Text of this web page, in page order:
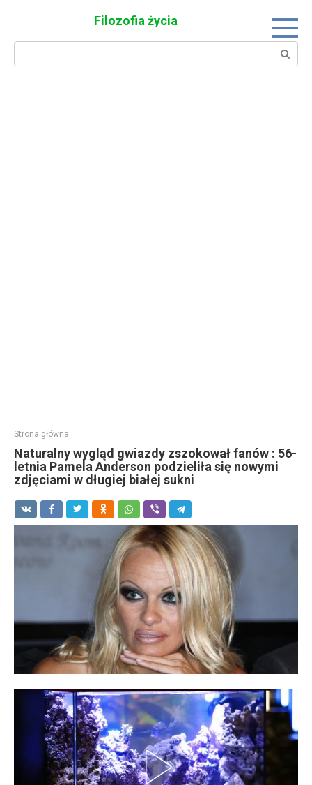
Filozofia życia
Search:
Strona główna
Naturalny wygląd gwiazdy zszokował fanów : 56-
letnia Pamela Anderson podzieliła się nowymi
zdjęciami w długiej białej sukni